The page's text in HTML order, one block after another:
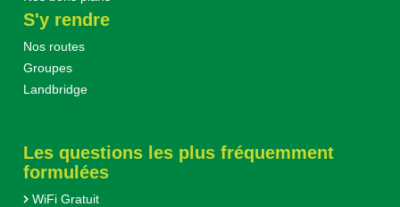
S'y rendre
Nos routes
Groupes
Landbridge
Les questions les plus fréquemment
formulées
WiFi Gratuit